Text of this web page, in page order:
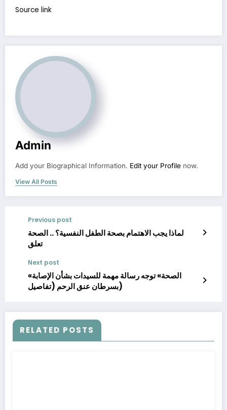
Source link
Admin
Add your Biographical Information. Edit your Profile now.
View All Posts
Previous post
لماذا يجب الاهتمام بصحة الطفل النفسية؟ .. الصحة
تعلق
Next post
«الصحة» توجه رسالة مهمة للسيدات بشأن الإصابة
بسرطان عنق الرحم (تفاصيل)
RELATED POSTS